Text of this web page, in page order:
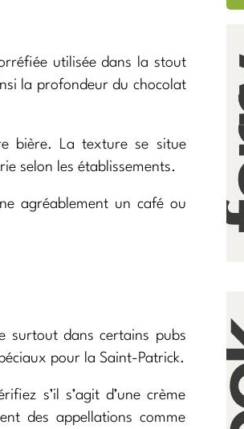
utilisée dans la stout
la profondeur du chocolat
bière. La texture se situe
selon les établissements.
agréablement un café ou
surtout dans certains pubs
pour la Saint-Patrick.
s’il s’agit d’une crème
des appellations comme